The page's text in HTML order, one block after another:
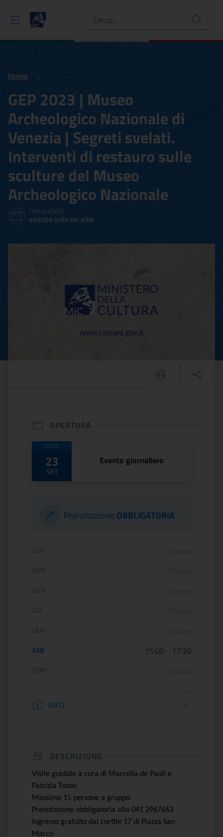
Ricerca
Home
GEP 2023 | Museo
Archeologico Nazionale di
Venezia | Segreti svelati.
Interventi di restauro sulle
sculture del Museo
Archeologico Nazionale
TIPO EVENTO:
evento solo on site
APERTURA
Date di apertura
2023
23
SET
Evento giornaliero
Prenotazione OBBLIGATORIA
Orario di apertura:
LUN
MAR
MER
GIO
VEN
SAB 15:00 17:30
DOM
Informazioni apertura
INFO
DESCRIZIONE
Visite guidate a cura di Marcella de Paoli e
Patrizia Toson
Massimo 15 persone a gruppo
Prenotazione obbligatoria allo 041 2967663
Ingresso gratuito dal cortile 17 di Piazza San
Marco